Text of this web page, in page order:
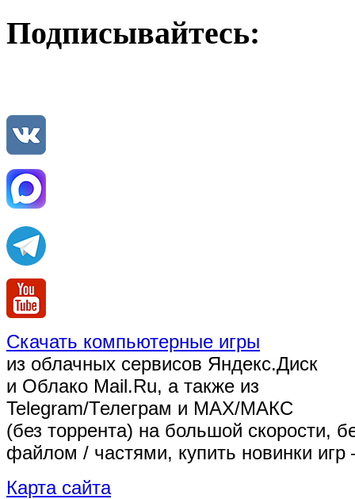
Подписывайтесь:
Скачать компьютерные игры
из облачных сервисов Яндекс.Диск
и Облако Mail.Ru, а также из
Telegram/Телеграм и MAX/МАКС
(без торрента) на большой скорости,
файлом / частями, купить новинки
Карта сайта